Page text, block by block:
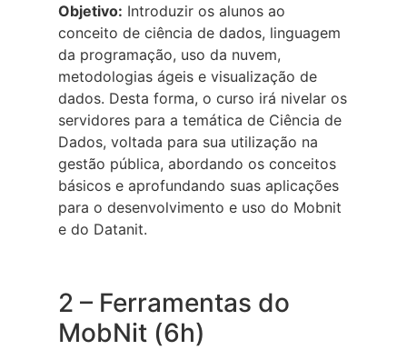
Objetivo: Introduzir os alunos ao
conceito de ciência de dados, linguagem
da programação, uso da nuvem,
metodologias ágeis e visualização de
dados. Desta forma, o curso irá nivelar os
servidores para a temática de Ciência de
Dados, voltada para sua utilização na
gestão pública, abordando os conceitos
básicos e aprofundando suas aplicações
para o desenvolvimento e uso do Mobnit
e do Datanit.
2 – Ferramentas do
MobNit (6h)